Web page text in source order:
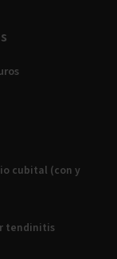
cubital (con y
tendinitis